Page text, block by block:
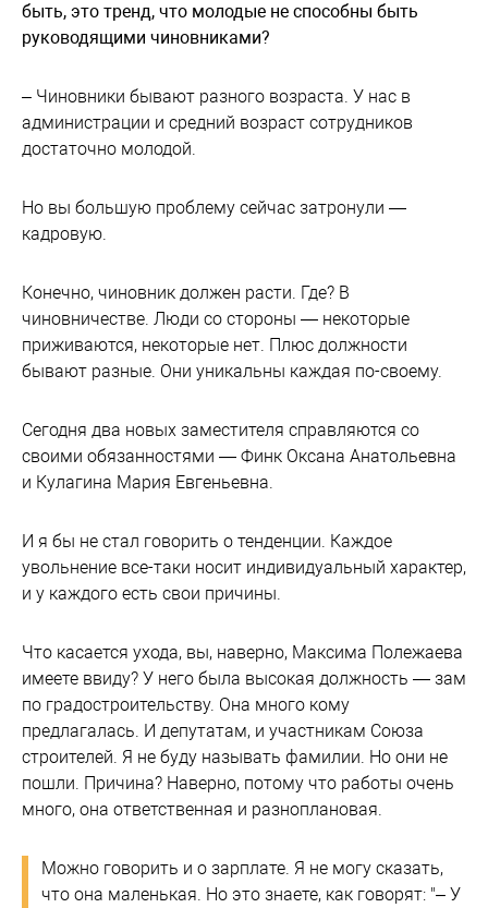
быть, это тренд, что молодые не способны быть
руководящими чиновниками?
– Чиновники бывают разного возраста. У нас в
администрации и средний возраст сотрудников
достаточно молодой.
Но вы большую проблему сейчас затронули —
кадровую.
Конечно, чиновник должен расти. Где? В
чиновничестве. Люди со стороны — некоторые
приживаются, некоторые нет. Плюс должности
бывают разные. Они уникальны каждая по-своему.
Сегодня два новых заместителя справляются со
своими обязанностями — Финк Оксана Анатольевна
и Кулагина Мария Евгеньевна.
И я бы не стал говорить о тенденции. Каждое
увольнение все-таки носит индивидуальный характер,
и у каждого есть свои причины.
Что касается ухода, вы, наверно, Максима Полежаева
имеете ввиду? У него была высокая должность — зам
по градостроительству. Она много кому
предлагалась. И депутатам, и участникам Союза
строителей. Я не буду называть фамилии. Но они не
пошли. Причина? Наверно, потому что работы очень
много, она ответственная и разноплановая.
Можно говорить и о зарплате. Я не могу сказать,
что она маленькая. Но это знаете, как говорят: "– У